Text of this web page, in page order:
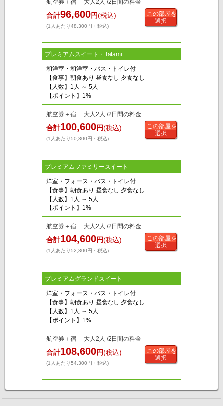
航空券＋宿 大人2人 /2日間の料金
合計96,600円(税込)
(1人あたり48,300円・税込)
この部屋を
選択
プレミアムスイート・Tatami
和洋室・和洋室・バス・トイレ付
【食事】朝食あり 昼食なし 夕食なし
【人数】1人 ～ 5人
【ポイント】1%
航空券＋宿 大人2人 /2日間の料金
合計100,600円(税込)
(1人あたり50,300円・税込)
この部屋を
選択
プレミアムファミリースイート
洋室・フォース・バス・トイレ付
【食事】朝食あり 昼食なし 夕食なし
【人数】1人 ～ 5人
【ポイント】1%
航空券＋宿 大人2人 /2日間の料金
合計104,600円(税込)
(1人あたり52,300円・税込)
この部屋を
選択
プレミアムグランドスイート
洋室・フォース・バス・トイレ付
【食事】朝食あり 昼食なし 夕食なし
【人数】1人 ～ 5人
【ポイント】1%
航空券＋宿 大人2人 /2日間の料金
合計108,600円(税込)
(1人あたり54,300円・税込)
この部屋を
選択